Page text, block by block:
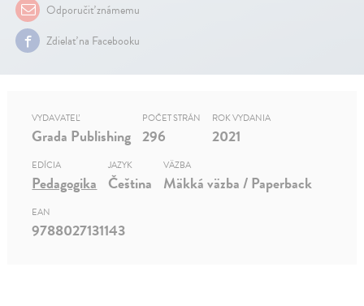
Odporučiť známemu
Zdielať na Facebooku
VYDAVATEĽ
Grada Publishing
POČET STRÁN
296
ROK VYDANIA
2021
EDÍCIA
Pedagogika
JAZYK
Čeština
VÄZBA
Mäkká väzba / Paperback
EAN
9788027131143